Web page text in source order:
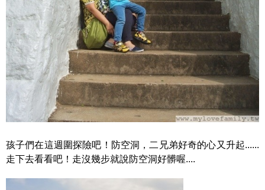
孩子們在這週圍探險吧！防空洞，二兄弟好奇的心又升起......
走下去看看吧！走沒幾步就說防空洞好髒喔....